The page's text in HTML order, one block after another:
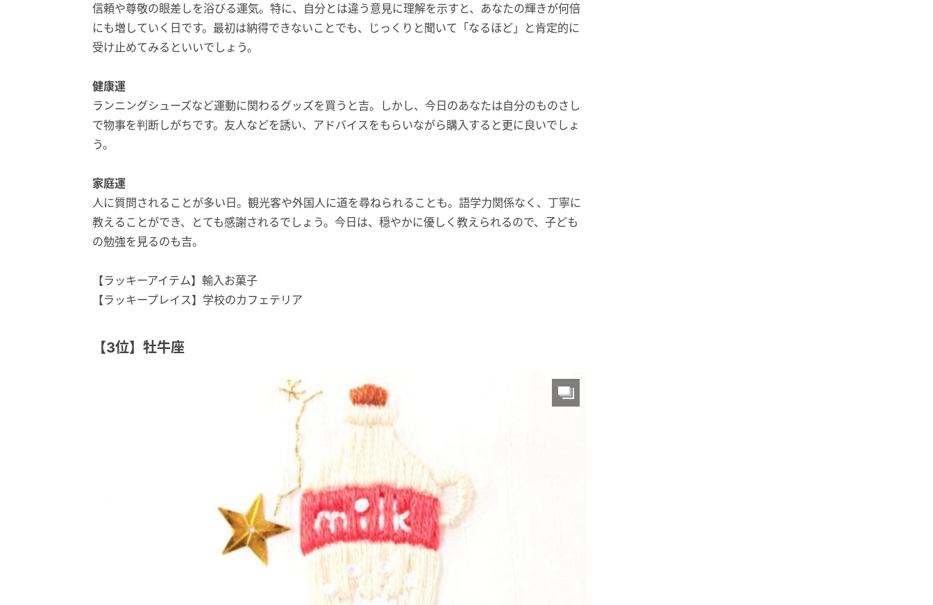
信頼や尊敬の眼差しを浴びる運気。特に、自分とは違う意見に理解を示すと、あなたの輝きが何倍
にも増していく日です。最初は納得できないことでも、じっくりと聞いて「なるほど」と肯定的に
受け止めてみるといいでしょう。
健康運
ランニングシューズなど運動に関わるグッズを買うと吉。しかし、今日のあなたは自分のものさし
で物事を判断しがちです。友人などを誘い、アドバイスをもらいながら購入すると更に良いでしょ
う。
家庭運
人に質問されることが多い日。観光客や外国人に道を尋ねられることも。語学力関係なく、丁寧に
教えることができ、とても感謝されるでしょう。今日は、穏やかに優しく教えられるので、子ども
の勉強を見るのも吉。
【ラッキーアイテム】輸入お菓子
【ラッキープレイス】学校のカフェテリア
【3位】牡牛座